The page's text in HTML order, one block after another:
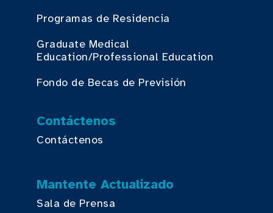
Programas de Residencia
Graduate Medical
Education/Professional Education
Fondo de Becas de Previsión
Contáctenos
Contáctenos
Mantente Actualizado
Sala de Prensa